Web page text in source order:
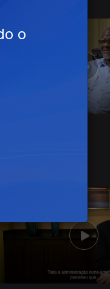
o